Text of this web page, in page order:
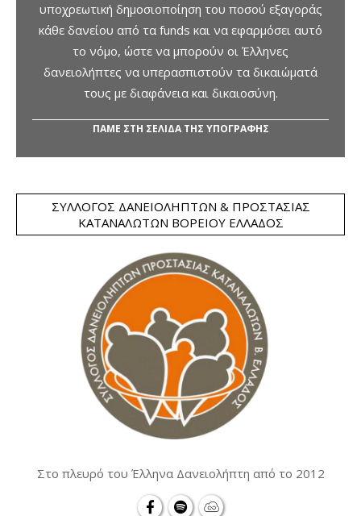
υποχρεωτική δημοσιοποίηση του ποσού εξαγοράς
κάθε δανείου από τα funds και να εφαρμόσει αυτό
το νόμο, ώστε να μπορούν οι Έλληνες
δανειολήπτες να υπερασπιστούν τα δικαιώματά
τους με διαφάνεια και δικαιοσύνη.
ΠΑΜΕ ΣΤΗ ΣΕΛΙΔΑ ΤΗΣ ΥΠΟΓΡΑΦΗΣ
ΣΎΛΛΟΓΟΣ ΔΑΝΕΙΟΛΗΠΤΏΝ & ΠΡΟΣΤΑΣΊΑΣ
ΚΑΤΑΝΑΛΩΤΏΝ ΒΟΡΕΊΟΥ ΕΛΛΆΔΟΣ
Στο πλευρό του Έλληνα Δανειολήπτη από το 2012